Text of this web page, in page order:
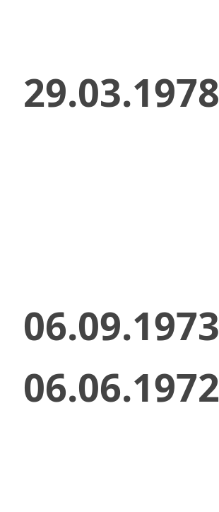
29.03.1978
06.09.1973
06.06.1972